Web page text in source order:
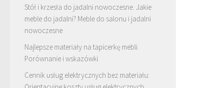
Stół i krzesła do jadalni nowoczesne. Jakie
meble do jadalni? Meble do salonu i jadalni
nowoczesne
Najlepsze materiały na tapicerkę mebli:
Porównanie i wskazówki
Cennik usług elektrycznych bez materiału: